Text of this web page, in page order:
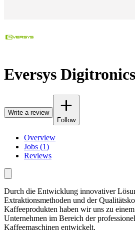
Eversys
Write a review
Follow
Overview
Jobs (1)
Reviews
Durch die Entwicklung innovativer
Extraktionsmethoden und der
Kaffeeprodukten haben wir uns zu
Unternehmen im Bereich der
Kaffeemaschinen entwickelt.